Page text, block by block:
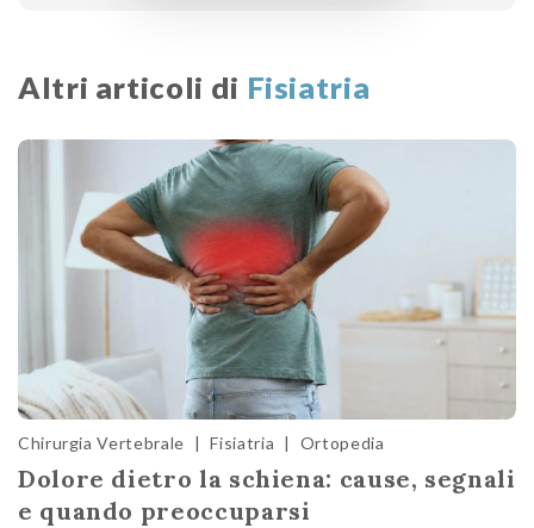
Altri articoli di Fisiatria
Chirurgia Vertebrale | Fisiatria | Ortopedia
Dolore dietro la schiena: cause, segnali
e quando preoccuparsi